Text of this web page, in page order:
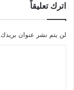
اترك تعليقاً
لن يتم نشر عنوان بريدك